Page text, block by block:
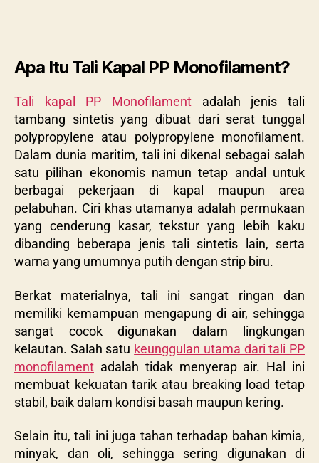
Apa Itu Tali Kapal PP Monofilament?
Tali kapal PP Monofilament adalah jenis tali
tambang sintetis yang dibuat dari serat tunggal
polypropylene atau polypropylene monofilament.
Dalam dunia maritim, tali ini dikenal sebagai salah
satu pilihan ekonomis namun tetap andal untuk
berbagai pekerjaan di kapal maupun area
pelabuhan. Ciri khas utamanya adalah permukaan
yang cenderung kasar, tekstur yang lebih kaku
dibanding beberapa jenis tali sintetis lain, serta
warna yang umumnya putih dengan strip biru.
Berkat materialnya, tali ini sangat ringan dan
memiliki kemampuan mengapung di air, sehingga
sangat cocok digunakan dalam lingkungan
kelautan. Salah satu keunggulan utama dari tali PP
monofilament adalah tidak menyerap air. Hal ini
membuat kekuatan tarik atau breaking load tetap
stabil, baik dalam kondisi basah maupun kering.
Selain itu, tali ini juga tahan terhadap bahan kimia,
minyak, dan oli, sehingga sering digunakan di